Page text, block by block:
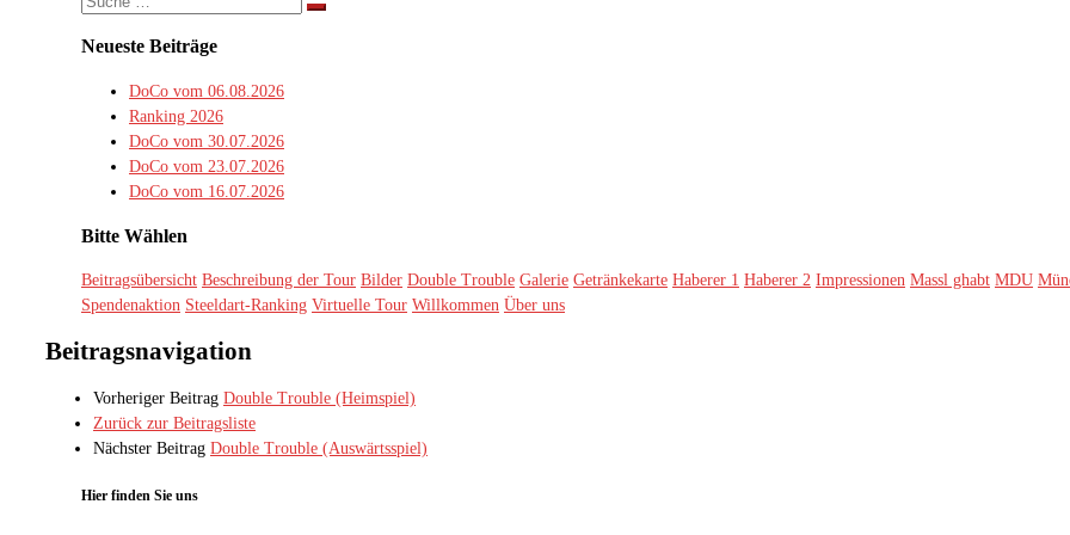
Suche
Neueste Beiträge
DoCo vom 06.08.2026
Ranking 2026
DoCo vom 30.07.2026
DoCo vom 23.07.2026
DoCo vom 16.07.2026
Bitte Wählen
Beitragsübersicht Beschreibung der Tour Bilder Double Trouble Galerie Getränkekarte Haberer 1 Haberer 2 Impressionen Massl ghabt MDU
Spendenaktion Steeldart-Ranking Virtuelle Tour Willkommen Über uns
Beitragsnavigation
Vorheriger Beitrag Double Trouble (Heimspiel)
Zurück zur Beitragsliste
Nächster Beitrag Double Trouble (Auswärtsspiel)
Hier finden Sie uns